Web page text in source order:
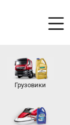
Грузовики